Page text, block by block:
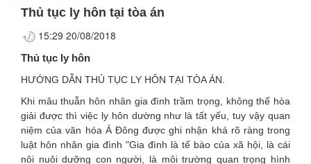
Thủ tục ly hôn tại tòa án
15:29 20/08/2018
Thủ tục ly hôn
HƯỚNG DẪN THỦ TỤC LY HÔN TẠI TÒA ÁN.
Khi mâu thuẫn hôn nhân gia đình trầm trọng, không thể hòa
giải được thì việc ly hôn dường như là tất yếu, tuy vậy quan
niệm của văn hóa Á Đông được ghi nhận khá rõ ràng trong
luật hôn nhân gia đình "Gia đình là tế bào của xã hội, là cái
nôi nuôi dưỡng con người, là môi trường quan trọng hình